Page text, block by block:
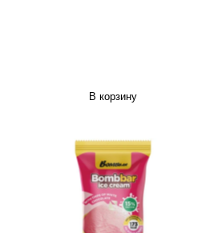
В корзину